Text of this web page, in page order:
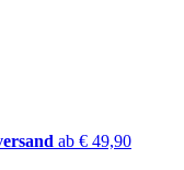
ab € 49,90